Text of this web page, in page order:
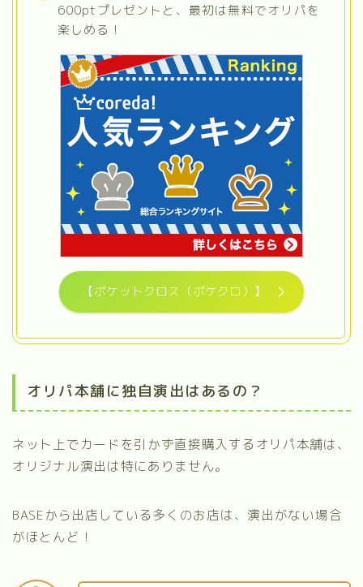
600ptプレゼントと、最初は無料でオリパを
楽しめる！
【ポケットクロス（ポケクロ）】
オリパ本舗に独自演出はあるの？
ネット上でカードを引かず直接購入するオリパ本舗は、
オリジナル演出は特にありません。
BASEから出店している多くのお店は、演出がない場合
がほとんど！